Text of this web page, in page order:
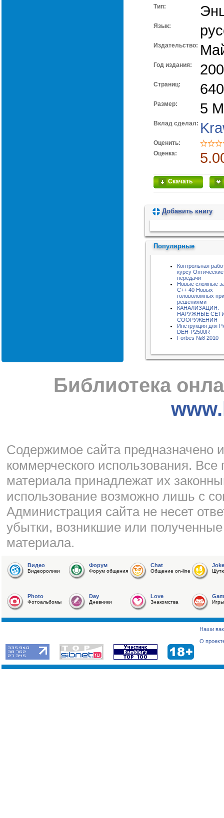
Тип:
Язык:
Издательство:
Год издания:
Cтраниц: 640
Размер: 5
Вклад сделал:
Оценить:
Оценка:
Скачать
Добавить книгу
Популярные
Контрольная
курсу
передачи
Новые сложные
С++ 40 Новых
головоломных
решениями
КАНАЛИЗАЦИЯ.
НАРУЖНЫЕ
СООРУЖЕНИЯ
Инструкция для
DEH-P2500R
Forbes №8 2010
Библиотека
Cодержимое сайта предназначено
коммерческого использования.
материала принадлежат их
использование возможно лишь с
Администрация сайта не несет
убытки, возникшие или
материала.
Видео
Видеоролики
Форум
Форум общения
Chat
Общение on-line
Joke
Photo
Фотоальбомы
Day
Дневники
Love
Знакомства Игры
Наши
О